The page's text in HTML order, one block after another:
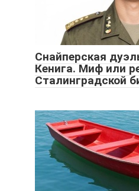
Снайперская
Кенига. Миф или
Сталинградской